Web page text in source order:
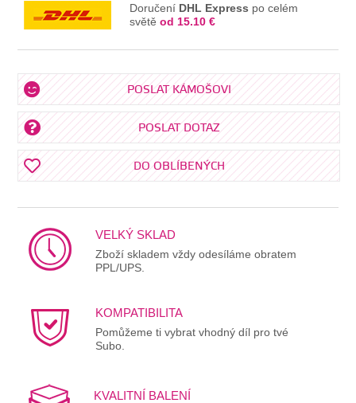
Doručení DHL Express po celém
světěod 15.10 €
POSLAT KÁMOŠOVI
POSLAT DOTAZ
DO OBLÍBENÝCH
VELKÝ SKLAD
Zboží skladem vždy odesíláme obratem
PPL/UPS.
KOMPATIBILITA
Pomůžeme ti vybrat vhodný díl pro tvé
Subo.
KVALITNÍ BALENÍ